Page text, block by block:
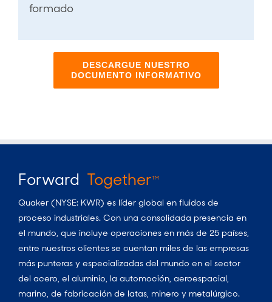
formado
DESCARGUE NUESTRO
DOCUMENTO INFORMATIVO
Forward TogetherTM
Quaker (NYSE: KWR) es líder global en fluidos de
proceso industriales. Con una consolidada presencia en
el mundo, que incluye operaciones en más de 25 países,
entre nuestros clientes se cuentan miles de las empresas
más punteras y especializadas del mundo en el sector
del acero, el aluminio, la automoción, aeroespacial,
marino, de fabricación de latas, minero y metalúrgico.